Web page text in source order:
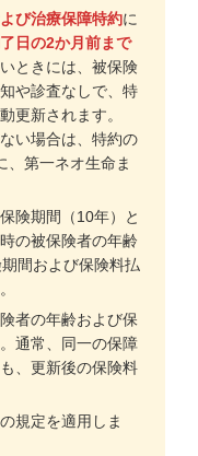
び治療保障特約に
日の2か月前まで
ときには、被保険
や診査なしで、特
更新されます。
い場合は、特約の
、第一ネオ生命ま
険期間（10年）と
の被保険者の年齢
間および保険料払
者の年齢および保
通常、同一の保障
、更新後の保険料
規定を適用しま